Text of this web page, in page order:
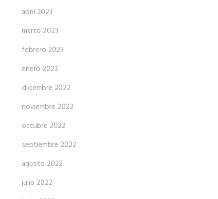
abril 2023
marzo 2023
febrero 2023
enero 2023
diciembre 2022
noviembre 2022
octubre 2022
septiembre 2022
agosto 2022
julio 2022